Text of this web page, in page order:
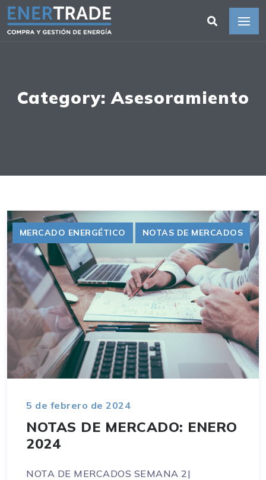
Category: Asesoramiento
MERCADO ENERGÉTICO NOTAS DE MERCADOS
5 de febrero de 2024
NOTAS DE MERCADO: ENERO
2024
NOTA DE MERCADOS SEMANA 2|